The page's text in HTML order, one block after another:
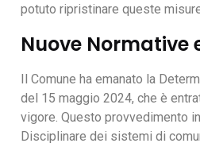
potuto ripristinare queste
Nuove Normative
Il Comune ha emanato la
del 15 maggio 2024, che è
vigore. Questo provvedimento
Disciplinare dei sistemi di